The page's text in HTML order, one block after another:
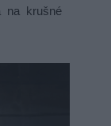
na krušné